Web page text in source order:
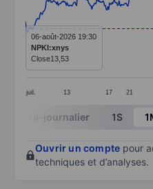
Line chart with 299 data
The chart has 1 X axis
The chart has 1 Y axis
juil. 13 17 21
06-août-2026 19:30
NPKI:xnys
Close13,53
End of interactive chart.
Intra-journalier 1S
Ouvrir un compte pour
techniques et d’analyses.